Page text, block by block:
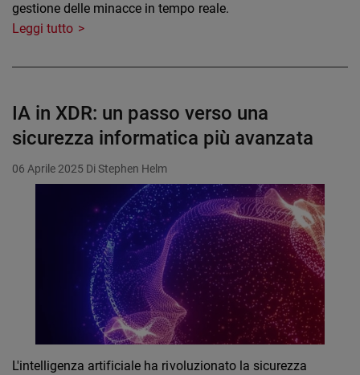
gestione delle minacce in tempo reale.
Leggi tutto
IA in XDR: un passo verso una
sicurezza informatica più avanzata
06 Aprile 2025 Di Stephen Helm
L'intelligenza artificiale ha rivoluzionato la sicurezza